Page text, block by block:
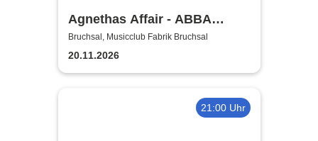
Agnethas Affair - ABBA
Tribute Show
Bruchsal, Musicclub Fabrik Bruchsal
20.11.2026
21:00 Uhr